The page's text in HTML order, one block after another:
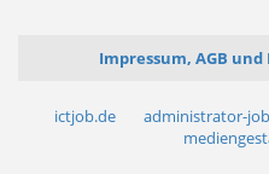
Impressum, AGB
ictjob.de administrator-